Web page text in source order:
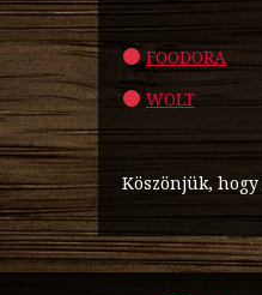
FOODORA
WOLT
Köszönjük,